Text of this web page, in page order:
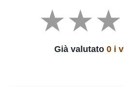
Già valutato 0 i